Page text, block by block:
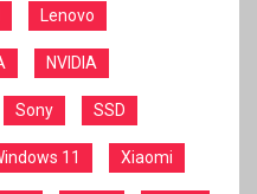
Lenovo
NVIDIA
Sony SSD
11 Xiaomi